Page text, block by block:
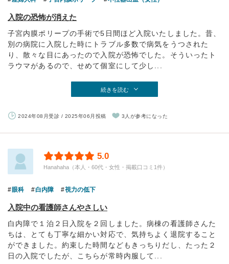
入院の恐怖が消えた
子宮内膜ポリープの手術で5日間ほど入院いたしました。昔、
別の病院に入院した時にトラブル多数で病気をうつされた
り、散々な目にあったので入院が恐怖でした。そういったト
ラウマがあるので、せめて個室にして少し...
続きを読む
2024年08月受診 / 2025年06月投稿 3人が参考になった
5.0
Hanahaha（本人・60代・女性・掲載口コミ1件）
眼科 白内障 視力の低下
入院中の看護師さんやさしい
白内障で１泊２日入院を２回しました。病棟の看護師さんた
ちは、とても丁寧な細かい対応で、気持ちよく退院すること
ができました。約束した時間などもきっちりだし、たった２
日の入院でしたが、こちらが常時内服して...